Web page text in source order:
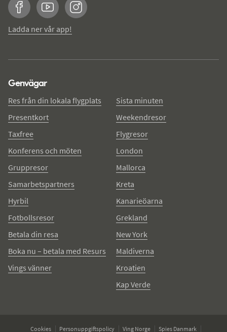
FacebookYouTubeInstagram
Ladda ner vår app!
Genvägar
Res från din lokala flygplats
Presentkort
Taxfree
Konferens och möten
Gruppresor
Samarbetspartners
Hyrbil
Fotbollsresor
Betala din resa
Boka nu – betala med Resurs
Vings vänner
Sista minuten
Weekendresor
Flygresor
London
Mallorca
Kreta
Kanarieöarna
Grekland
New York
Maldiverna
Kroatien
Kap Verde
Cookies Personuppgiftspolicy Ving Norge Spies Danmark